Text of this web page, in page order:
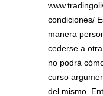
condiciones/
manera
cederse a
no podrá
curso
del mismo.